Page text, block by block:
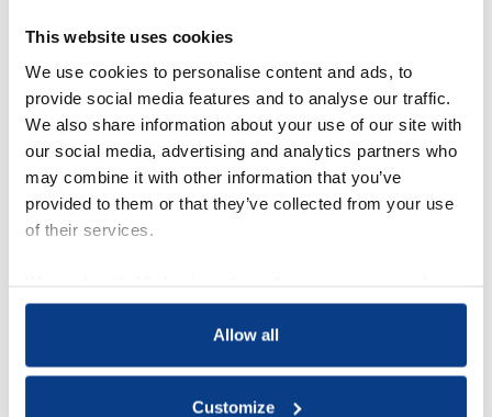
This website uses cookies
We use cookies to personalise content and ads, to
provide social media features and to analyse our traffic.
We also share information about your use of our site with
our social media, advertising and analytics partners who
may combine it with other information that you’ve
provided to them or that they’ve collected from your use
of their services.
process your information.
Allow all
Customize
Dagen
Deel via:
Opleider
Blankestijn & Partners